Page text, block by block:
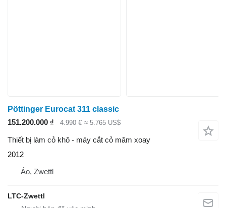
Pöttinger Eurocat 311 classic
151.200.000 ₫
4.990 € ≈ 5.765 US$
Thiết bị làm cỏ khô - máy cắt cỏ mâm xoay
2012
Áo, Zwettl
LTC-Zwettl